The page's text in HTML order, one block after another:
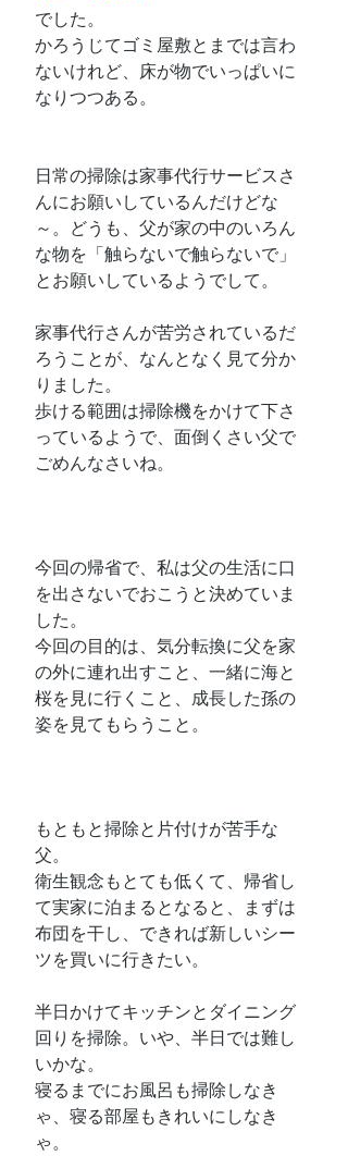
でした。
かろうじてゴミ屋敷とまでは言わ
ないけれど、床が物でいっぱいに
なりつつある。
日常の掃除は家事代行サービスさ
んにお願いしているんだけどな
～。どうも、父が家の中のいろん
な物を「触らないで触らないで」
とお願いしているようでして。
家事代行さんが苦労されているだ
ろうことが、なんとなく見て分か
りました。
歩ける範囲は掃除機をかけて下さ
っているようで、面倒くさい父で
ごめんなさいね。
今回の帰省で、私は父の生活に口
を出さないでおこうと決めていま
した。
今回の目的は、気分転換に父を家
の外に連れ出すこと、一緒に海と
桜を見に行くこと、成長した孫の
姿を見てもらうこと。
もともと掃除と片付けが苦手な
父。
衛生観念もとても低くて、帰省し
て実家に泊まるとなると、まずは
布団を干し、できれば新しいシー
ツを買いに行きたい。
半日かけてキッチンとダイニング
回りを掃除。いや、半日では難し
いかな。
寝るまでにお風呂も掃除しなき
ゃ、寝る部屋もきれいにしなき
ゃ。